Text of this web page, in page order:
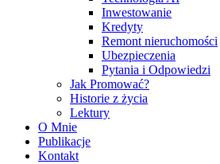
Inwestowanie
Kredyty
Remont nieruchomości
Ubezpieczenia
Pytania i Odpowiedzi
Jak Promować?
Historie z życia
Lektury
O Mnie
Publikacje
Kontakt